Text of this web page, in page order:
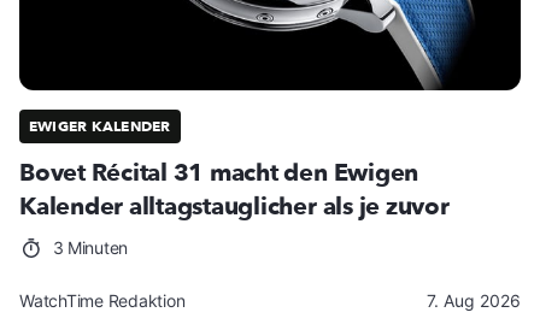
EWIGER KALENDER
Bovet Récital 31 macht den Ewigen
Kalender alltagstauglicher als je zuvor
3 Minuten
WatchTime Redaktion 7. Aug 2026